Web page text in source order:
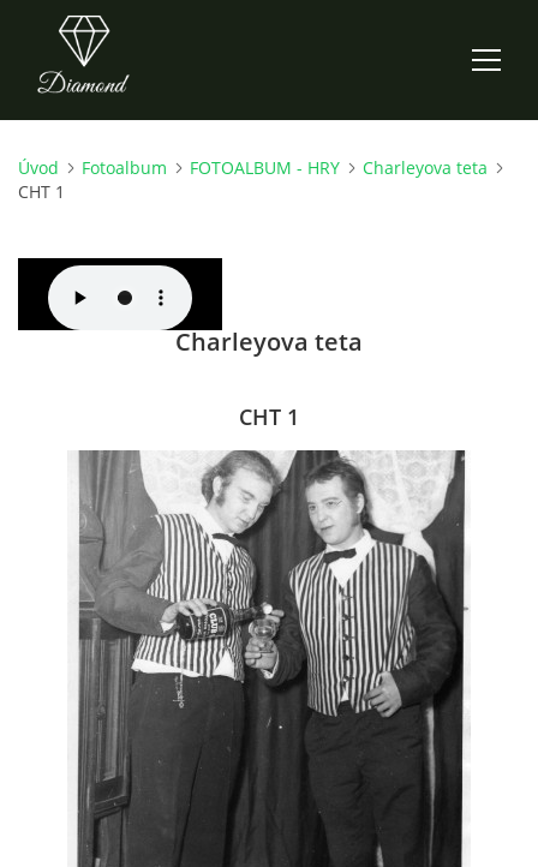
ÚVOD
O NÁS
CO NOVÉHO ZKOUŠÍME
KDY, KDE A CO HRAJEME
HRY OD ROKU 1973
VIDEOZÁZNAMY Z HER
FOTOALBUM
ČLENOVÉ - SOUČASNOST
Úvod Fotoalbum FOTOALBUM - HRY
Charleyova teta
CHT 1
Charleyova teta
CHT 1